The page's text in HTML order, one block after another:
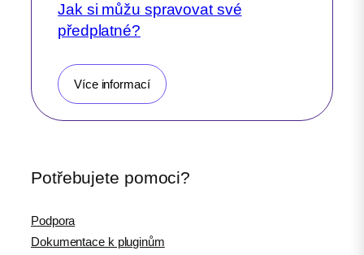
Jak si můžu spravovat své
předplatné?
Více informací
Potřebujete pomoci?
Podpora
Dokumentace k pluginům